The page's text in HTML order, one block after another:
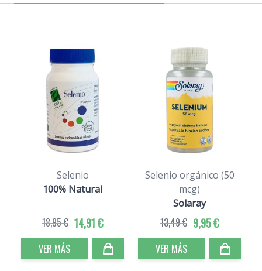
Selenio
100% Natural
14,91 €
18,95 €
VER MÁS
Selenio orgánico (50
mcg)
Solaray
9,95 €
13,49 €
VER MÁS